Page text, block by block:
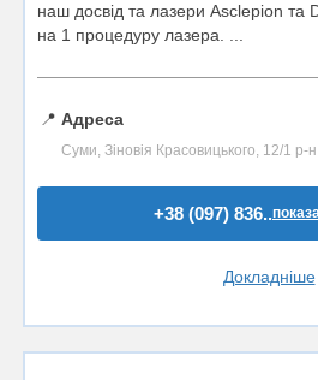
наш досвід та лазери Asclepion та
на 1 процедуру лазера. ...
📍 Адреса
Суми, Зіновія Красовицького, 12/1 р-
+38 (097) 836..
Докладніше